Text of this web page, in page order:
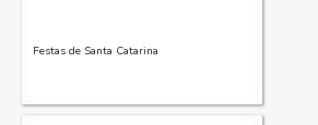
Festas de Santa Catarina